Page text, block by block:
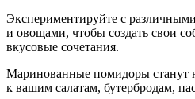
Экспериментируйте с
и овощами, чтобы создать свои
вкусовые сочетания.
Маринованные помидоры станут
к вашим салатам, бутербродам,